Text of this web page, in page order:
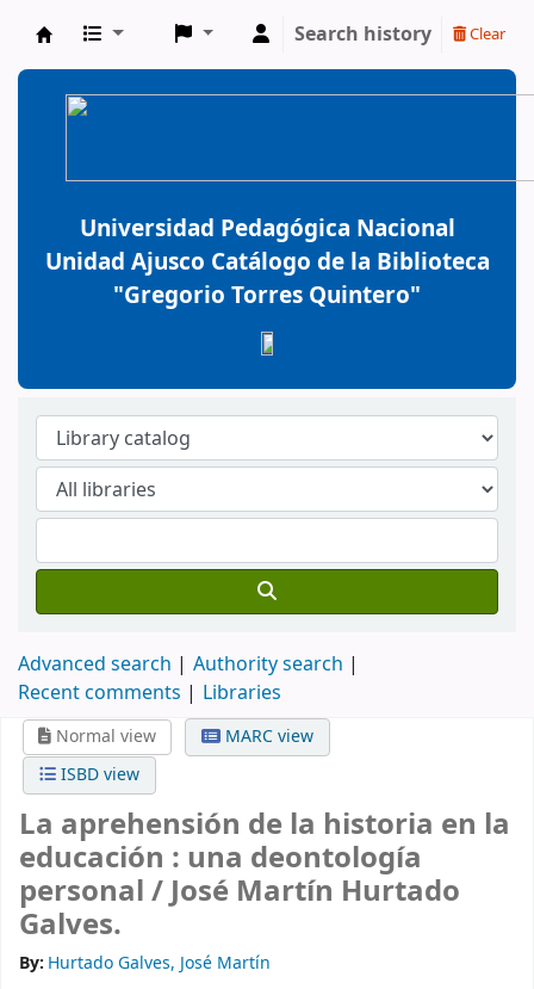
BiblioGTQ
Search history Clear
Universidad Pedagógica Nacional
Unidad Ajusco Catálogo de la Biblioteca
"Gregorio Torres Quintero"
Advanced search
Authority search
Recent comments
Libraries
Normal view
MARC view
ISBD view
La aprehensión de la historia en la
educación : una deontología
personal /José Martín Hurtado
Galves.
By: Hurtado Galves, José Martín